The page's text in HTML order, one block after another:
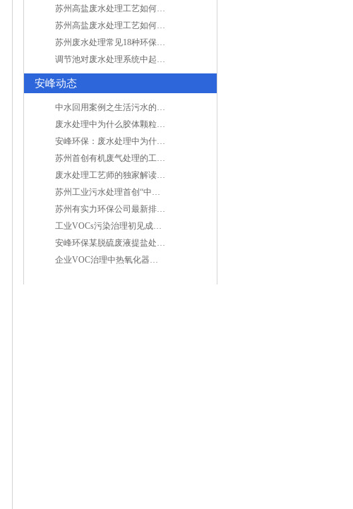
苏州高盐废水处理工艺如何实现行业升级
苏州高盐废水处理工艺如何实现行业升级
苏州废水处理常见18种环保术语，秒懂！
调节池对废水处理系统中起到怎样的作用？
安峰动态
中水回用案例之生活污水的二次处理利用
废水处理中为什么胶体颗粒不易自然沉降?
安峰环保：废水处理中为什么胶体颗粒不易自然沉降?
苏州首创有机废气处理的工艺测试
废水处理工艺师的独家解读废水处理知识
苏州工业污水处理首创“中水”回用经济
苏州有实力环保公司最新排名/知名环保公司有哪些?
工业VOCs污染治理初见成效：地球比20年前更绿
安峰环保某脱硫废液提盐处理项目验收成功
企业VOC治理中热氧化器如何安全运行？